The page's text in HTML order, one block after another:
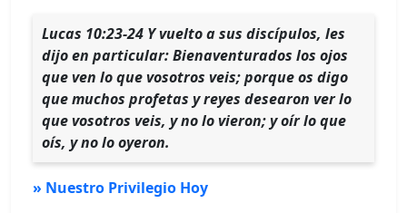
Lucas 10:23-24 Y vuelto a sus discípulos, les
dijo en particular: Bienaventurados los ojos
que ven lo que vosotros veis; porque os digo
que muchos profetas y reyes desearon ver lo
que vosotros veis, y no lo vieron; y oír lo que
oís, y no lo oyeron.
» Nuestro Privilegio Hoy